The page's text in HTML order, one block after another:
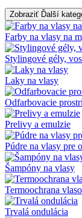
Zobraziť Ďalší
Farby na vlasy na
Stylingové gély,
Laky na vlasy
Odfarbovacie
Prelivy a emulzie
Púdre na vlasy pre
Šampóny na vlasy
Termoochrana
Trvalá ondulácia